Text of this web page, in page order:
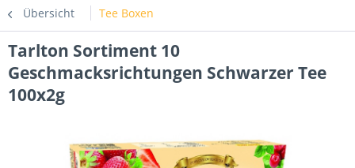
Übersicht Tee Boxen
Tarlton Sortiment 10
Geschmacksrichtungen Schwarzer Tee
100x2g